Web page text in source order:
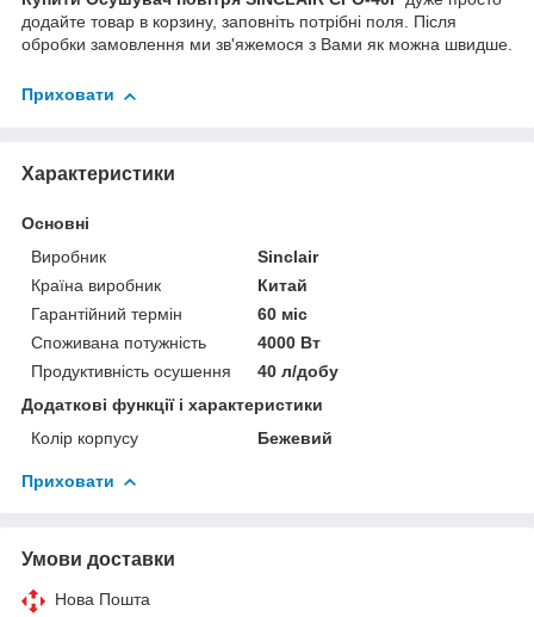
додайте товар в корзину, заповніть потрібні поля. Після
обробки замовлення ми зв'яжемося з Вами як можна швидше.
Приховати
Характеристики
Основні
Виробник
Sinclair
Країна виробник
Китай
Гарантійний термін
60 міс
Споживана потужність
4000 Вт
Продуктивність осушення
40 л/добу
Додаткові функції і характеристики
Колір корпусу
Бежевий
Приховати
Умови доставки
Нова Пошта